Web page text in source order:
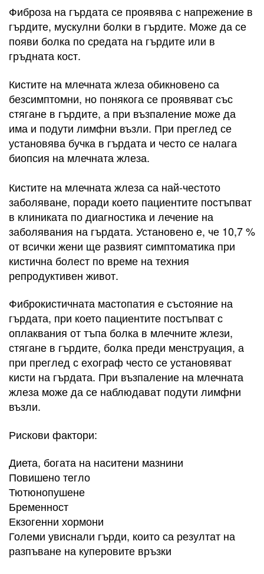
Фиброза на гърдата се проявява с напрежение в
гърдите, мускулни болки в гърдите. Може да се
появи болка по средата на гърдите или в
гръдната кост.
Кистите на млечната жлеза обикновено са
безсимптомни, но понякога се проявяват със
стягане в гърдите, а при възпаление може да
има и подути лимфни възли. При преглед се
установява бучка в гърдата и често се налага
биопсия на млечната жлеза.
Кистите на млечната жлеза са най-честото
заболяване, поради което пациентите постъпват
в клиниката по диагностика и лечение на
заболявания на гърдата. Установено е, че 10,7 %
от всички жени ще развият симптоматика при
кистична болест по време на техния
репродуктивен живот.
Фиброкистичната мастопатия е състояние на
гърдата, при което пациентите постъпват с
оплаквания от тъпа болка в млечните жлези,
стягане в гърдите, болка преди менструация, а
при преглед с ехограф често се установяват
кисти на гърдата. При възпаление на млечната
жлеза може да се наблюдават подути лимфни
възли.
Рискови фактори:
Диета, богата на наситени мазнини
Повишено тегло
Тютюнопушене
Бременност
Екзогенни хормони
Големи увиснали гърди, които са резултат на
разпъване на куперовите връзки